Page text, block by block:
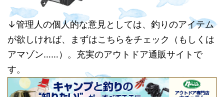
↓管理人の個人的な意見としては、釣りのアイテム
が欲しければ、まずはこちらをチェック（もしくは
アマゾン……）。充実のアウトドア通販サイトで
す。